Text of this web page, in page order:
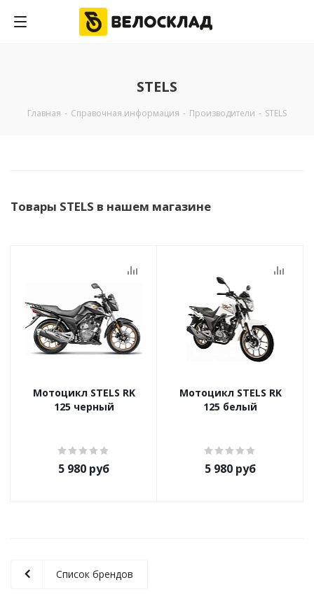
STELS
Главная - Справочная информация - Производители - STELS
Товары STELS в нашем магазине
Мотоцикл STELS RK
125 черный
5 980 руб
Мотоцикл STELS RK
125 белый
5 980 руб
Список брендов